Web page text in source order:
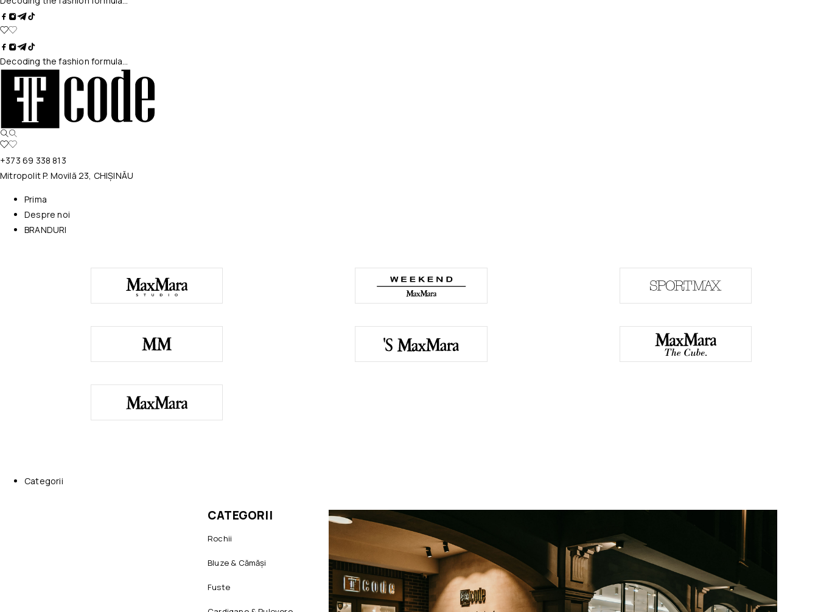
Decoding the fashion formula…
+373 69 338 813
Mitropolit P. Movilă 23, CHIȘINĂU
Prima
Despre noi
BRANDURI
Categorii
CATEGORII
Rochii
Bluze & Cămăși
Fuste